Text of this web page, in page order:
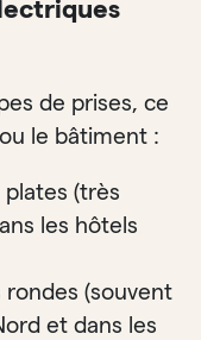
de prises, ce
le bâtiment :
(très
les hôtels
rondes (souvent
et dans les